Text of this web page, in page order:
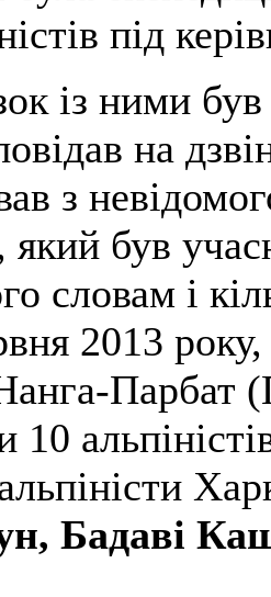
під
із ними
на
з
був
словам і
2013
Парбат
10
Бадаві